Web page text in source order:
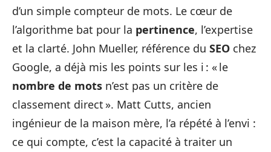
d’un simple compteur de mots. Le cœur de
l’algorithme bat pour la pertinence, l’expertise
et la clarté. John Mueller, référence du SEO chez
Google, a déjà mis les points sur les i : « le
nombre de mots n’est pas un critère de
classement direct ». Matt Cutts, ancien
ingénieur de la maison mère, l’a répété à l’envi :
ce qui compte, c’est la capacité à traiter un